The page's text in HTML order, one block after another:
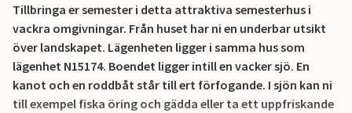
Tillbringa er semester i detta attraktiva semesterhus i
vackra omgivningar. Från huset har ni en underbar utsikt
över landskapet. Lägenheten ligger i samma hus som
lägenhet N15174. Boendet ligger intill en vacker sjö. En
kanot och en roddbåt står till ert förfogande. I sjön kan ni
till exempel fiska öring och gädda eller ta ett uppfriskande